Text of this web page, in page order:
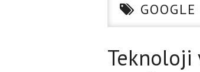
Teknoloji